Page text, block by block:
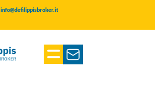
info@defilippisbroker.it